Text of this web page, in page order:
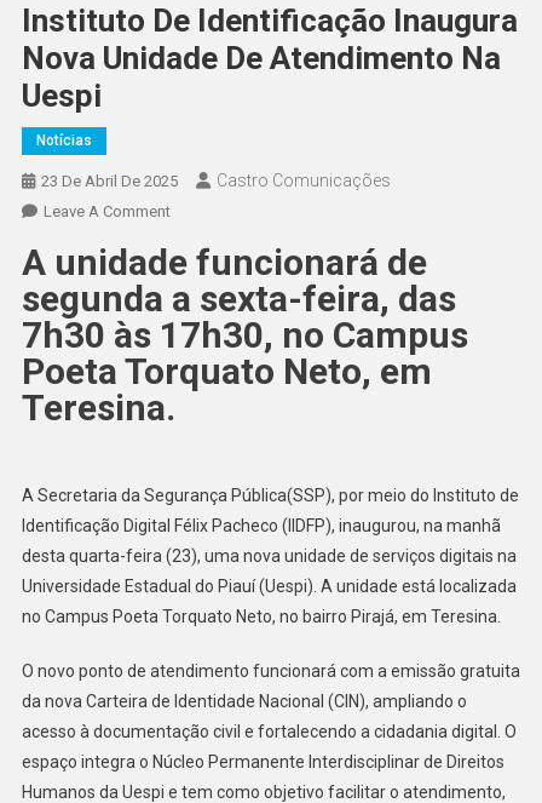
Instituto De Identificação Inaugura
Nova Unidade De Atendimento Na
Uespi
Notícias
23 De Abril De 2025 Castro Comunicações
Leave A Comment
A unidade funcionará de
segunda a sexta-feira, das
7h30 às 17h30, no Campus
Poeta Torquato Neto, em
Teresina.
A Secretaria da Segurança Pública(SSP), por meio do Instituto de
Identificação Digital Félix Pacheco (IIDFP), inaugurou, na manhã
desta quarta-feira (23), uma nova unidade de serviços digitais na
Universidade Estadual do Piauí (Uespi). A unidade está localizada
no Campus Poeta Torquato Neto, no bairro Pirajá, em Teresina.
O novo ponto de atendimento funcionará com a emissão gratuita
da nova Carteira de Identidade Nacional (CIN), ampliando o
acesso à documentação civil e fortalecendo a cidadania digital. O
espaço integra o Núcleo Permanente Interdisciplinar de Direitos
Humanos da Uespi e tem como objetivo facilitar o atendimento,